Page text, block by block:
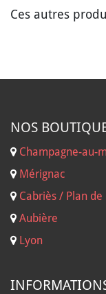
Ces autres
NOS B
Champagne-au-
Mérignac
Cabriès / Plan de
Aubière
Lyon